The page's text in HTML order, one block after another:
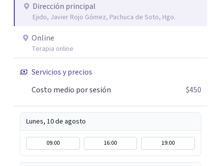
que el proceso terapéutico tenga sentido. Trabajo
especialmente con procesos de duelo Y psicooncología,
Si tú o algún familiar están atravesando un proceso
relacionado con cáncer, puedes escribirme por WhatsApp
para agendar una primera sesión gratuita. Y si estás
alguien, también puedes contactarme: la primera
conversación no tiene costo.
Dirección principal
Ejido, Javier Rojo Gómez, Pachuca de Soto, Hgo.
Online
Terapia online
Servicios y precios
Costo medio por sesión
$450
Lunes, 10 de agosto
09:00 16:00 19:00